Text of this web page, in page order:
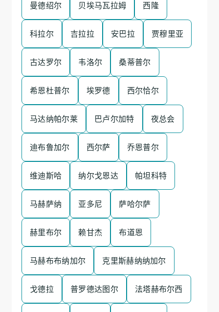
曼德绍尔 贝埃马瓦拉姆 西隆
科拉尔 吉拉拉 安巴拉 贾穆里亚
古达罗尔 韦洛尔 桑蒂普尔
希恩杜普尔 埃罗德 西尔恰尔
马达纳帕尔莱 巴卢尔加特 夜总会
迪布鲁加尔 西尔萨 乔恩普尔
维迪斯哈 纳尔戈恩达 帕坦科特
马赫萨纳 亚多尼 萨哈尔萨
赫里布尔 赖甘杰 布道恩
马赫布布纳加尔 克里斯赫纳纳加尔
戈德拉 普罗德达图尔 法塔赫布尔西